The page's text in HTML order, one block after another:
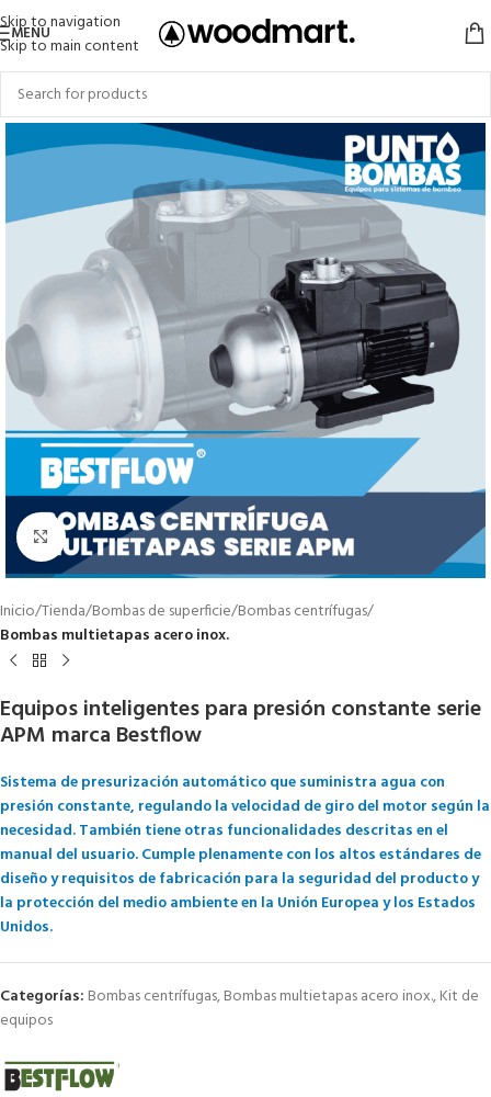
Skip to navigation
Skip to main content
MENU
Click to enlarge
Inicio Tienda Bombas de superficie Bombas centrífugas
Bombas multietapas acero inox.
Equipos inteligentes para presión constante serie
APM marca Bestflow
Sistema de presurización automático que suministra agua con
presión constante, regulando la velocidad de giro del motor según la
necesidad. También tiene otras funcionalidades descritas en el
manual del usuario. Cumple plenamente con los altos estándares de
diseño y requisitos de fabricación para la seguridad del producto y
la protección del medio ambiente en la Unión Europea y los Estados
Unidos.
Categorías: Bombas centrífugas,Bombas multietapas acero inox.,Kit de
equipos